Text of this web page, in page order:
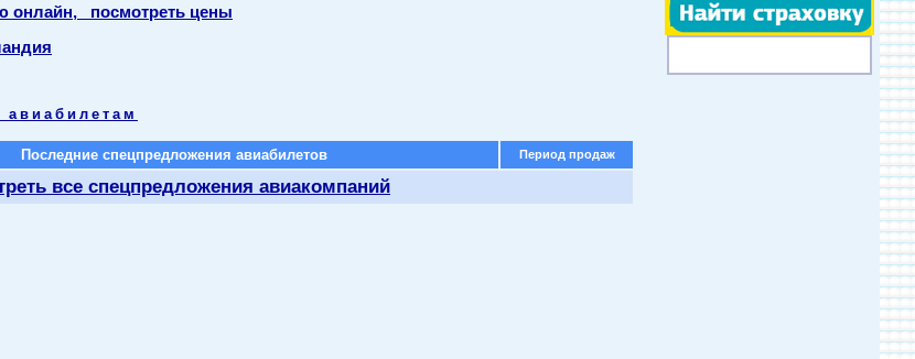
онлайн, посмотреть цены
Последние спецпредложения авиабилетов Период продаж
все спецпредложения авиакомпаний